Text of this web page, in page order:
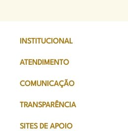
INSTITUCIONAL
ATENDIMENTO
COMUNICAÇÃO
TRANSPARÊNCIA
SITES DE APOIO